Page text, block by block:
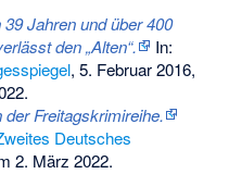
Jahren und über 400
den „Alten“.
In:
, 5. Februar 2016,
.
Freitagskrimireihe.
Deutsches
2. März 2022.